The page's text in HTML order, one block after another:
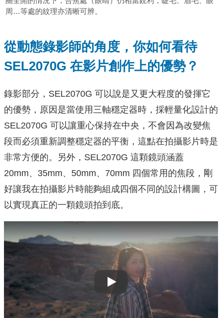
周…等處的紋理亦清晰可辨。
從動態錄影師的角度，你如何看待
SEL2070G 在影片創作上的優勢？
錄影部分，SEL2070G 可以說是又更大程度的發揮它
的優勢，原因是當使用三軸穩定器時，採輕量化設計的
SEL2070G 可以讓重心保持在中央，不會因為改變焦
段而必須重新調整穩定器的平衡，這點在拍攝影片時是
非常方便的。另外，SEL2070G 這顆鏡頭涵蓋
20mm、35mm、50mm、70mm 四個常用的焦段，剛
好讓我在拍攝影片時能夠組成四個不同的設計構圖，可
以實現真正的一顆鏡頭拍到底。
Play